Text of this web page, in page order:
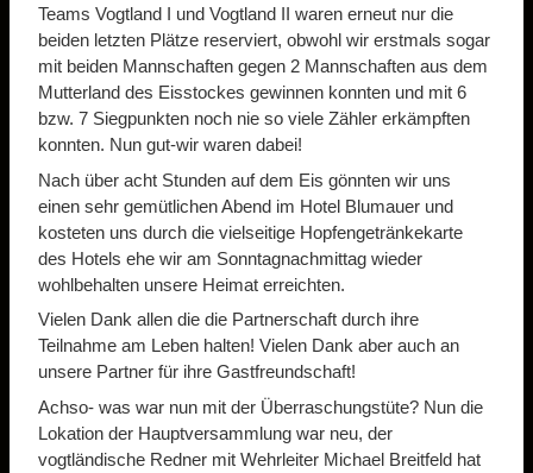
Teams Vogtland I und Vogtland II waren erneut nur die
beiden letzten Plätze reserviert, obwohl wir erstmals sogar
mit beiden Mannschaften gegen 2 Mannschaften aus dem
Mutterland des Eisstockes gewinnen konnten und mit 6
bzw. 7 Siegpunkten noch nie so viele Zähler erkämpften
konnten. Nun gut-wir waren dabei!
Nach über acht Stunden auf dem Eis gönnten wir uns
einen sehr gemütlichen Abend im Hotel Blumauer und
kosteten uns durch die vielseitige Hopfengetränkekarte
des Hotels ehe wir am Sonntagnachmittag wieder
wohlbehalten unsere Heimat erreichten.
Vielen Dank allen die die Partnerschaft durch ihre
Teilnahme am Leben halten! Vielen Dank aber auch an
unsere Partner für ihre Gastfreundschaft!
Achso- was war nun mit der Überraschungstüte? Nun die
Lokation der Hauptversammlung war neu, der
vogtländische Redner mit Wehrleiter Michael Breitfeld hat